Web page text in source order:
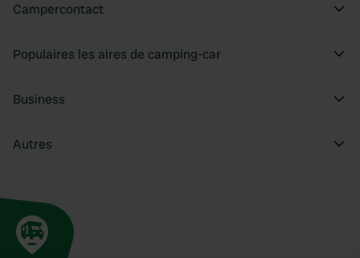
Campercontact
Populaires les aires de camping-car
Business
Autres